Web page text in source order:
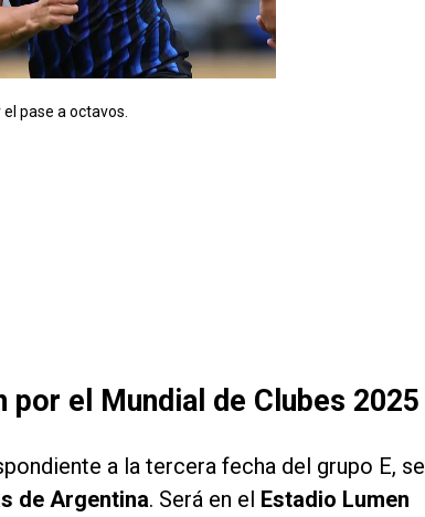
pase a octavos.
por el Mundial de Clubes 2025
a la tercera fecha del grupo E, se
de Argentina. Será en el Estadio Lumen